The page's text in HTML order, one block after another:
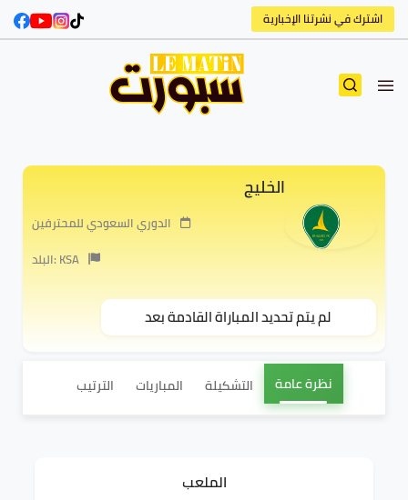
اشترك في نشرتنا الإخبارية
الخليج
الدوري السعودي للمحترفين
البلد: KSA
لم يتم تحديد المباراة القادمة بعد
نظرة عامة التشكيلة المباريات الترتيب
الملعب